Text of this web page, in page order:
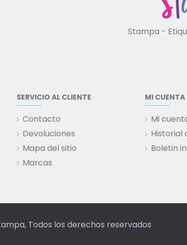
Stampa -
SERVICIO AL CLIENTE
Contacto
Devoluciones
Mapa del sitio
Marcas
MI CUENTA
Mi
Historial
Boletin
Todos los derechos reservados